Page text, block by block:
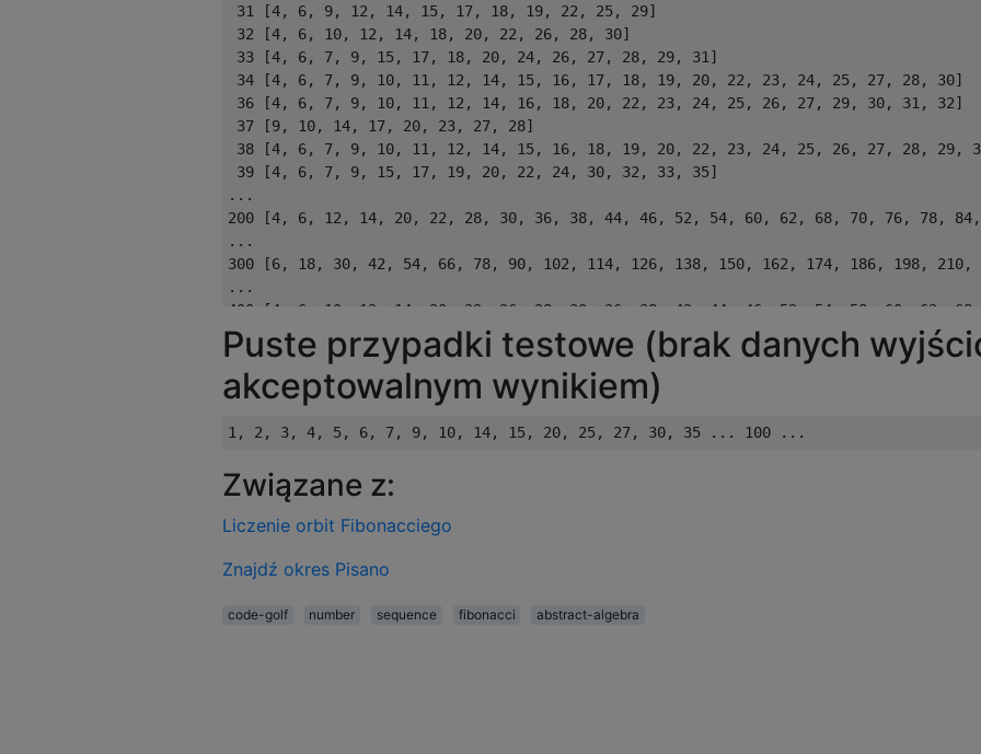
31 [4, 6, 9, 12, 14, 15, 17, 18, 19, 22, 25, 29]
32 [4, 6, 10, 12, 14, 18, 20, 22, 26, 28, 30]
33 [4, 6, 7, 9, 15, 17, 18, 20, 24, 26, 27, 28, 29, 31]
34 [4, 6, 7, 9, 10, 11, 12, 14, 15, 16, 17, 18, 19, 20, 22, 23, 24, 25, 27, 28, 30]
36 [4, 6, 7, 9, 10, 11, 12, 14, 16, 18, 20, 22, 23, 24, 25, 26, 27, 29, 30, 31, 32]
37 [9, 10, 14, 17, 20, 23, 27, 28]
38 [4, 6, 7, 9, 10, 11, 12, 14, 15, 16, 18, 19, 20, 22, 23, 24, 25, 26, 27, 28, 29,
39 [4, 6, 7, 9, 15, 17, 19, 20, 22, 24, 30, 32, 33, 35]
...
200 [4, 6, 12, 14, 20, 22, 28, 30, 36, 38, 44, 46, 52, 54, 60, 62, 68, 70, 76, 78, 84,
...
300 [6, 18, 30, 42, 54, 66, 78, 90, 102, 114, 126, 138, 150, 162, 174, 186, 198, 210,
...
400 [4, 6, 10, 12, 14, 20, 22, 26, 28, 30, 36, 38, 42, 44, 46, 52, 54, 58, 60, 62, 68,
Puste przypadki testowe (brak danych
akceptowalnym wynikiem)
Związane z:
Liczenie orbit Fibonacciego
Znajdź okres Pisano
code-golf number sequence fibonacci abstract-algebra